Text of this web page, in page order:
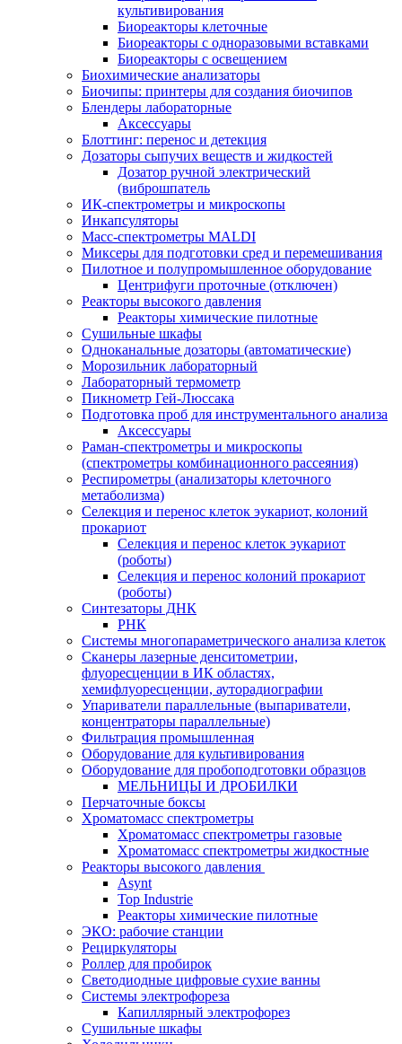
культивирования
Биореакторы клеточные
Биореакторы с одноразовыми вставками
Биореакторы с освещением
Биохимические анализаторы
Биочипы: принтеры для создания биочипов
Блендеры лабораторные
Аксессуары
Блоттинг: перенос и детекция
Дозаторы сыпучих веществ и жидкостей
Дозатор ручной электрический
(виброшпатель
ИК-спектрометры и микроскопы
Инкапсуляторы
Масс-спектрометры MALDI
Миксеры для подготовки сред и перемешивания
Пилотное и полупромышленное оборудование
Центрифуги проточные (отключен)
Реакторы высокого давления
Реакторы химические пилотные
Сушильные шкафы
Одноканальные дозаторы (автоматические)
Морозильник лабораторный
Лабораторный термометр
Пикнометр Гей-Люссака
Подготовка проб для инструментального анализа
Аксессуары
Раман-спектрометры и микроскопы
(спектрометры комбинационного рассеяния)
Респирометры (анализаторы клеточного
метаболизма)
Селекция и перенос клеток эукариот, колоний
прокариот
Селекция и перенос клеток эукариот
(роботы)
Селекция и перенос колоний прокариот
(роботы)
Синтезаторы ДНК
РНК
Системы многопараметрического анализа клеток
Сканеры лазерные денситометрии,
флуоресценции в ИК областях,
хемифлуоресценции, ауторадиографии
Упариватели параллельные (выпариватели,
концентраторы параллельные)
Фильтрация промышленная
Оборудование для культивирования
Оборудование для пробоподготовки образцов
МЕЛЬНИЦЫ И ДРОБИЛКИ
Перчаточные боксы
Хроматомасс спектрометры
Хроматомасс спектрометры газовые
Хроматомасс спектрометры жидкостные
Реакторы высокого давления
Asynt
Top Industrie
Реакторы химические пилотные
ЭКО: рабочие станции
Рециркуляторы
Роллер для пробирок
Светодиодные цифровые сухие ванны
Системы электрофореза
Капиллярный электрофорез
Сушильные шкафы